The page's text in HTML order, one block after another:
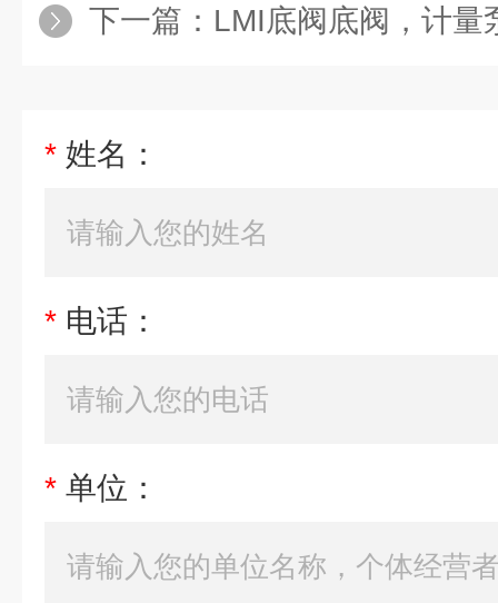
下一篇： LMI底阀底阀，计量
* 姓名：
* 电话：
* 单位：